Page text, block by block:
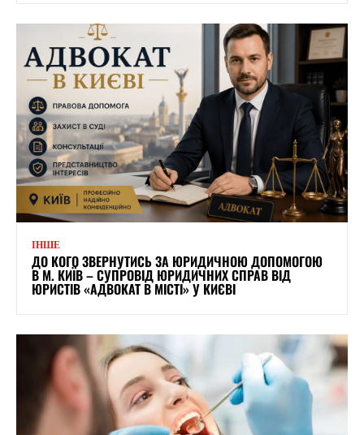
ІНШЕ
ДО КОГО ЗВЕРНУТИСЬ ЗА ЮРИДИЧНОЮ ДОПОМОГОЮ
В М. КИЇВ – СУПРОВІД ЮРИДИЧНИХ СПРАВ ВІД
ЮРИСТІВ «АДВОКАТ В МІСТІ» У КИЄВІ